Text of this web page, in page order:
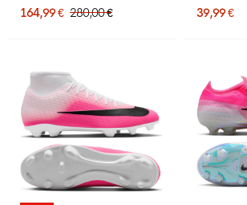
Foot (FG) Bordeaux
164,99 € 280,00 €
Foot en
39,99 €